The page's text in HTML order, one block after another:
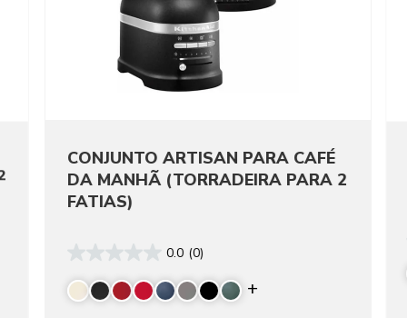
CONJUNTO ARTISAN PARA CAFÉ
DA MANHÃ (TORRADEIRA PARA 2
FATIAS)
0.0 (0)
Display more